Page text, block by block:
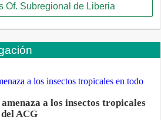
Of. Subregional de Liberia
a los insectos tropicales
ACG